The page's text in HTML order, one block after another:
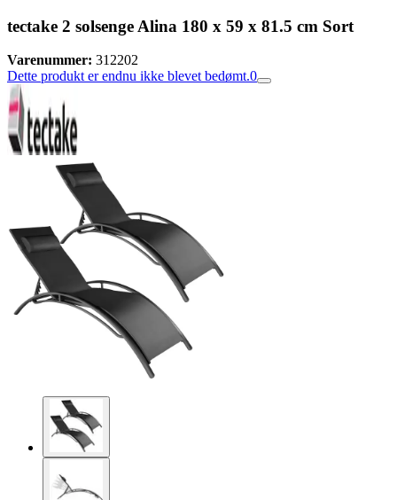
tectake 2 solsenge Alina 180 x 59 x 81.5 cm Sort
Varenummer: 312202
Dette produkt er endnu ikke blevet bedømt.0